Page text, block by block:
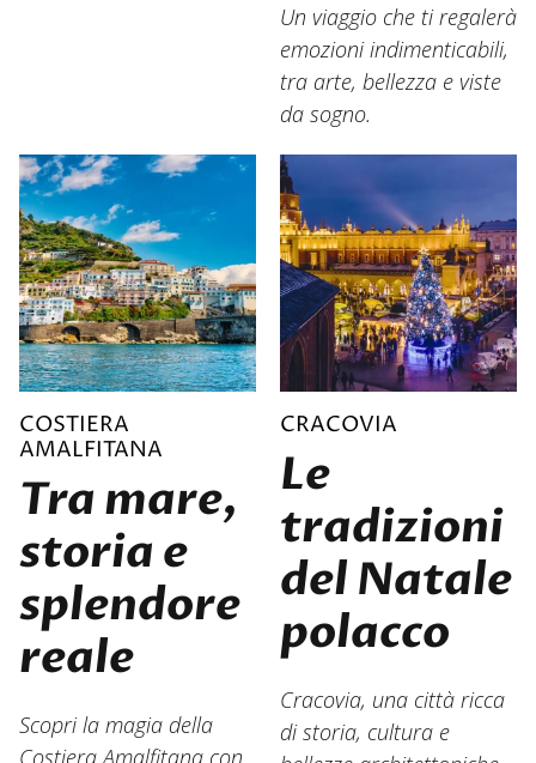
Un viaggio che ti regalerà
emozioni indimenticabili,
tra arte, bellezza e viste
da sogno.
COSTIERA
AMALFITANA
Tra mare,
storia e
splendore
reale
Scopri la magia della
Costiera Amalfitana con
CRACOVIA
Le
tradizioni
del Natale
polacco
Cracovia, una città ricca
di storia, cultura e